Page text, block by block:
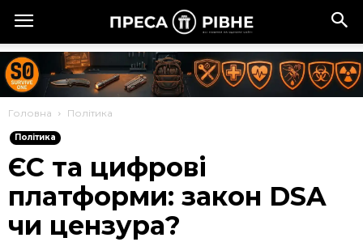
Головна Політика
Політика
ЄС та цифрові
платформи: закон DSA
чи цензура?